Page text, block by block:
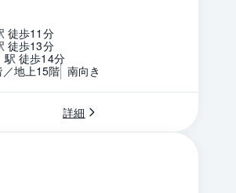
徒歩11分
徒歩13分
駅 徒歩14分
地上15階 南向き
詳細